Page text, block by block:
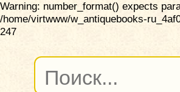
Warning: number_format() expects
/home/virtwww/w_antiquebooks-
247